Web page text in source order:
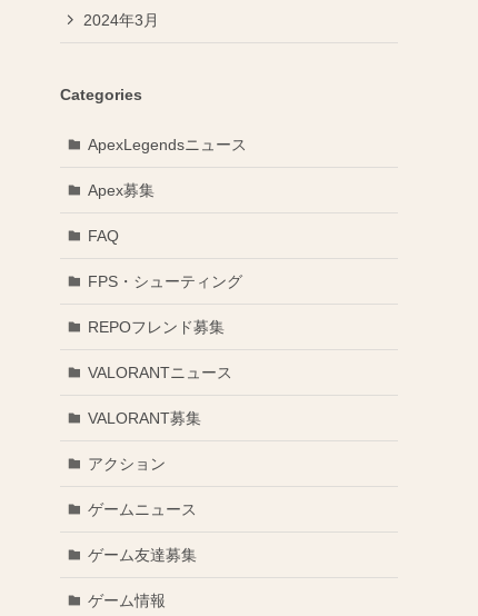
2024年3月
Categories
ApexLegendsニュース
Apex募集
FAQ
FPS・シューティング
REPOフレンド募集
VALORANTニュース
VALORANT募集
アクション
ゲームニュース
ゲーム友達募集
ゲーム情報